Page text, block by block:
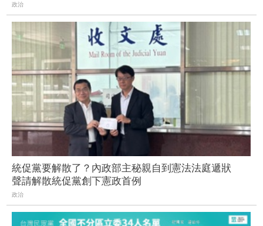
政治
統促黨要解散了？內政部主秘親自到憲法法庭遞狀
聲請解散統促黨創下憲政首例
政治